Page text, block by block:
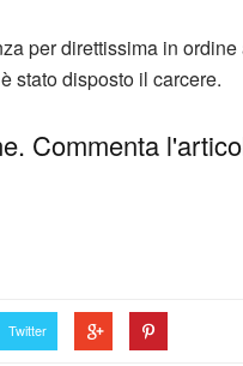
per direttissima in
stato disposto il carcere.
Commenta
Twitter